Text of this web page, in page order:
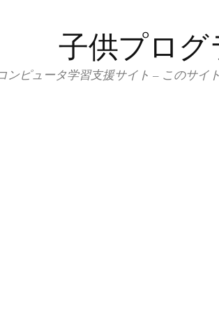
子供プログ
ンピュータ学習支援サイト – このサイ